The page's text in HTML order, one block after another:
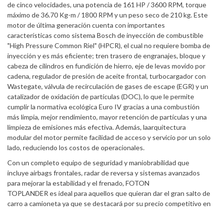
de cinco velocidades, una potencia de 161 HP / 3600 RPM, torque
máximo de 36.70 Kg-m / 1800 RPM y un peso seco de 210 kg. Este
motor de última generación cuenta con importantes
características como sistema Bosch de inyección de combustible
"High Pressure Common Riel" (HPCR), el cual no requiere bomba de
inyección y es más eficiente; tren trasero de engranajes, bloque y
cabeza de cilindros en fundición de hierro, eje de levas movido por
cadena, regulador de presión de aceite frontal, turbocargador con
Wastegate, válvula de recirculación de gases de escape (EGR) y un
catalizador de oxidación de partículas (DOC), lo que le permite
cumplir la normativa ecológica Euro IV gracias a una combustión
más limpia, mejor rendimiento, mayor retención de partículas y una
limpieza de emisiones más efectiva. Además, laarquitectura
modular del motor permite facilidad de acceso y servicio por un solo
lado, reduciendo los costos de operacionales.
Con un completo equipo de seguridad y maniobrabilidad que
incluye airbags frontales, radar de reversa y sistemas avanzados
para mejorar la estabilidad y el frenado, FOTON
TOPLANDER es ideal para aquellos que quieran dar el gran salto de
carro a camioneta ya que se destacará por su precio competitivo en